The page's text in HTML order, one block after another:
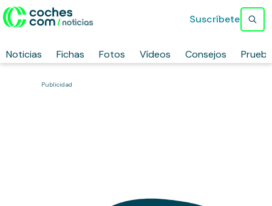
Noticias Fichas Fotos Vídeos Consejos
Suscríbete
Publicidad